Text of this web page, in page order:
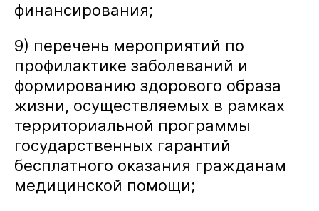
финансирования;
9) перечень мероприятий по
профилактике заболеваний и
формированию здорового образа
жизни, осуществляемых в рамках
территориальной программы
государственных гарантий
бесплатного оказания гражданам
медицинской помощи;